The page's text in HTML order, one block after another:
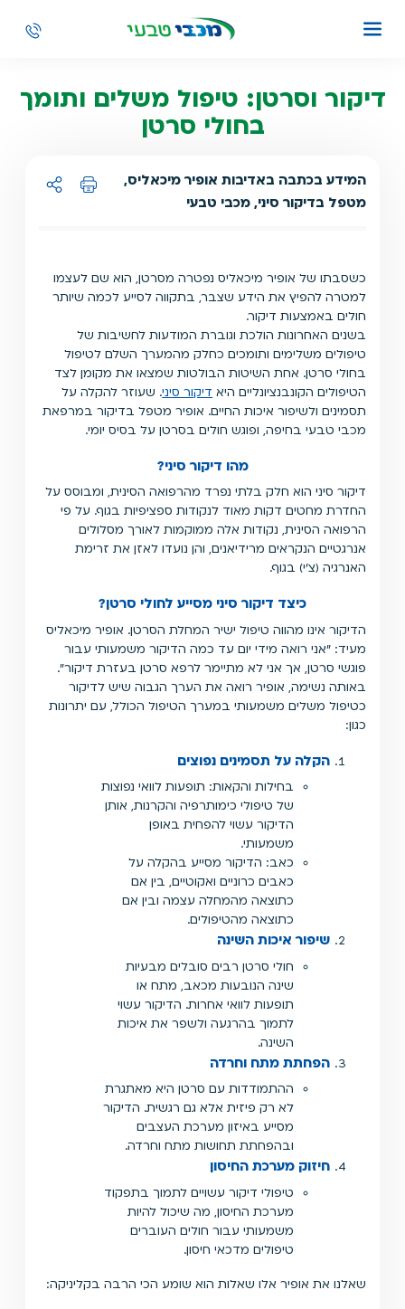
דיקור וסרטן: טיפול משלים ותומך
בחולי סרטן
המידע בכתבה באדיבות אופיר מיכאליס,
מטפל בדיקור סיני, מכבי טבעי
כשסבתו של אופיר מיכאליס נפטרה מסרטן, הוא שם לעצמו
למטרה להפיץ את הידע שצבר, בתקווה לסייע לכמה שיותר
חולים באמצעות דיקור.
בשנים האחרונות הולכת וגוברת המודעות לחשיבות של
טיפולים משלימים ותומכים כחלק מהמערך השלם לטיפול
בחולי סרטן. אחת השיטות הבולטות שמצאו את מקומן לצד
הטיפולים הקונבנציונליים היא דיקור סיני. שעוזר להקלה על
תסמינים ולשיפור איכות החיים. אופיר מטפל בדיקור במרפאת
מכבי טבעי בחיפה, ופוגש חולים בסרטן על בסיס יומי.
מהו דיקור סיני?
דיקור סיני הוא חלק בלתי נפרד מהרפואה הסינית, ומבוסס על
החדרת מחטים דקות מאוד לנקודות ספציפיות בגוף. על פי
הרפואה הסינית, נקודות אלה ממוקמות לאורך מסלולים
אנרגטיים הנקראים מרידיאנים, והן נועדו לאזן את זרימת
האנרגיה (צ'י) בגוף.
כיצד דיקור סיני מסייע לחולי סרטן?
הדיקור אינו מהווה טיפול ישיר המחלת הסרטן. אופיר מיכאליס
מעיד: "אני רואה מידי יום עד כמה הדיקור משמעותי עבור
פוגשי סרטן, אך אני לא מתיימר לרפא סרטן בעזרת דיקור".
באותה נשימה, אופיר רואה את הערך הגבוה שיש לדיקור
כטיפול משלים משמעותי במערך הטיפול הכולל, עם יתרונות
כגון:
הקלה על תסמינים נפוצים
בחילות והקאות: תופעות לוואי נפוצות
של טיפולי כימותרפיה והקרנות, אותן
הדיקור עשוי להפחית באופן
משמעותי.
כאב: הדיקור מסייע בהקלה על
כאבים כרוניים ואקוטיים, בין אם
כתוצאה מהמחלה עצמה ובין אם
כתוצאה מהטיפולים.
שיפור איכות השינה
חולי סרטן רבים סובלים מבעיות
שינה הנובעות מכאב, מתח או
תופעות לוואי אחרות. הדיקור עשוי
לתמוך בהרגעה ולשפר את איכות
השינה.
הפחתת מתח וחרדה
ההתמודדות עם סרטן היא מאתגרת
לא רק פיזית אלא גם רגשית. הדיקור
מסייע באיזון מערכת העצבים
ובהפחתת תחושות מתח וחרדה.
חיזוק מערכת החיסון
טיפולי דיקור עשויים לתמוך בתפקוד
מערכת החיסון, מה שיכול להיות
משמעותי עבור חולים העוברים
טיפולים מדכאי חיסון.
שאלנו את אופיר אלו שאלות הוא שומע הכי הרבה בקליניקה: